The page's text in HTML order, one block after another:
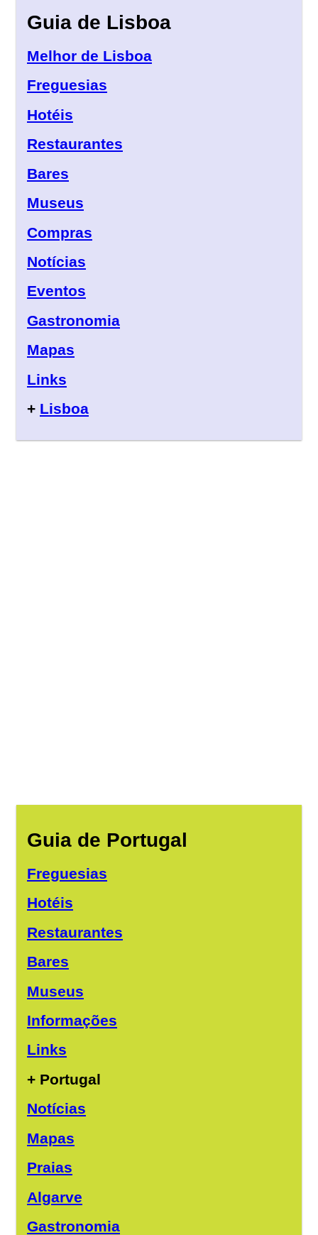
Guia de Lisboa
Melhor de Lisboa
Freguesias
Hotéis
Restaurantes
Bares
Museus
Compras
Notícias
Eventos
Gastronomia
Mapas
Links
+ Lisboa
Guia de Portugal
Freguesias
Hotéis
Restaurantes
Bares
Museus
Informações
Links
+ Portugal
Notícias
Mapas
Praias
Algarve
Gastronomia